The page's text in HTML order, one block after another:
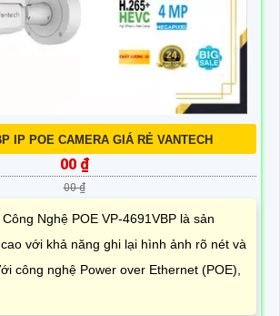
IP POE CAMERA GIÁ RẺ VANTECH
00 ₫
00 ₫
Nghệ POE VP-4691VBP là sản
với khả năng ghi lại hình ảnh rõ nét và
công nghệ Power over Ethernet (POE),